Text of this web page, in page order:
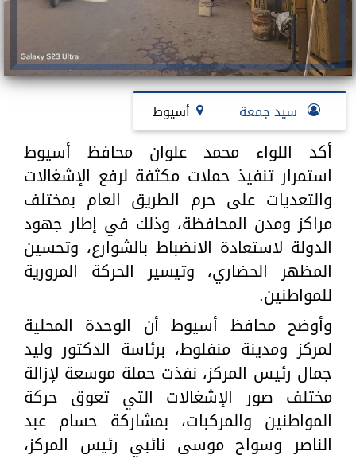
سيد جمعة أسيوط
أكد اللواء محمد علوان محافظ أسيوط
استمرار تنفيذ حملات مكثفة لرفع الإشغالات
والتعديات على حرم الطريق العام بمختلف
مراكز ومدن المحافظة، وذلك في إطار جهود
الدولة لاستعادة الانضباط بالشوارع، وتحسين
المظهر الحضاري، وتيسير الحركة المرورية
للمواطنين.
وأوضح محافظ أسيوط أن الوحدة المحلية
لمركز ومدينة منفلوط، برئاسة الدكتور وليد
جمال رئيس المركز، نفذت حملة موسعة لإزالة
مختلف صور الإشغالات التي تعوق حركة
المواطنين والمركبات، بمشاركة حسام عبد
الناصر وسواح موسى نائبي رئيس المركز،